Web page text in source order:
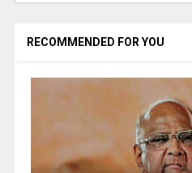
RECOMMENDED FOR YOU